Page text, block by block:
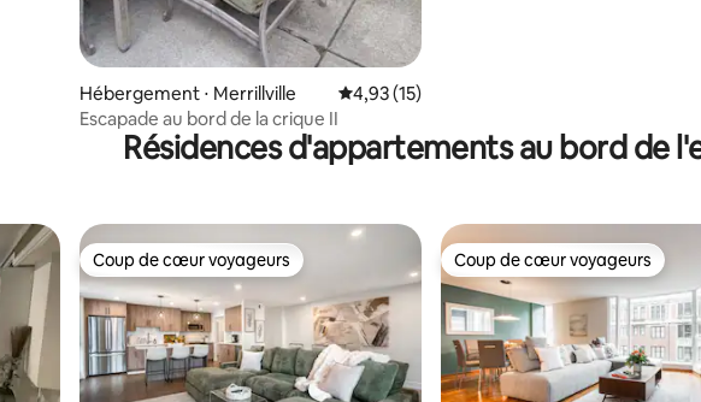
Hébergement ⋅ Merrillville Évaluation moyenne sur la base de 15
4,93 (15)
Escapade au bord de la crique II
Résidences d'appartements au bord de
Coup de cœur voyageurs
Coup de cœur voyageurs Coup de cœur voyageurs
Coup de cœur voyageurs